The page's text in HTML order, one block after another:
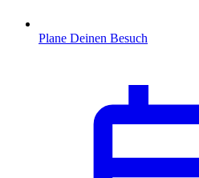
Plane Deinen Besuch